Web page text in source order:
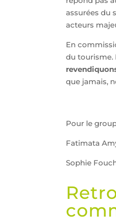
assurées du
acteurs
En
du tourisme.
que jamais,
Pour le
Fatimata
Sophie